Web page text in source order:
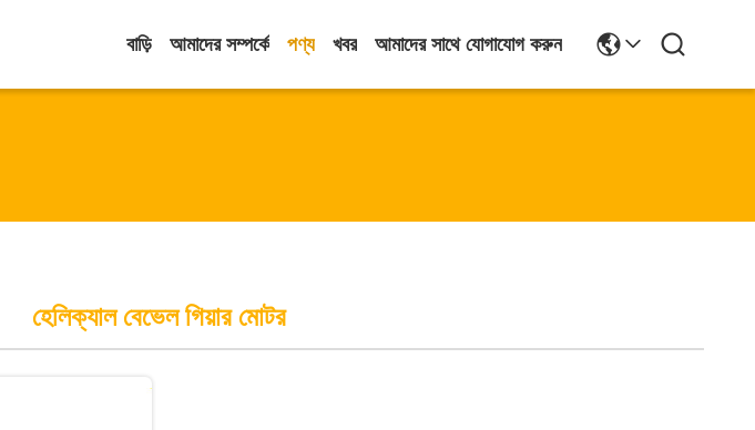
বাড়ি আমাদের সম্পর্কে পণ্য খবর আমাদের সাথে যোগাযোগ করুন
হেলিক্যাল বেভেল গিয়ার মোটর